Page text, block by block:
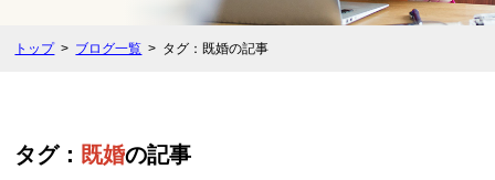
トップ ブログ一覧 タグ：既婚の記事
タグ： 既婚の記事